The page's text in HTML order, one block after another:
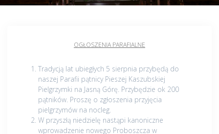
OGŁOSZENIA PARAFIALNE
Tradycją lat ubiegłych 5 sierpnia przybędą do
naszej Parafii pątnicy Pieszej Kaszubskiej
Pielgrzymki na Jasną Górę. Przybędzie ok 200
pątników. Proszę o zgłoszenia przyjęcia
pielgrzymów na nocleg.
W przyszłą niedzielę nastąpi kanoniczne
wprowadzenie nowego Proboszcza w